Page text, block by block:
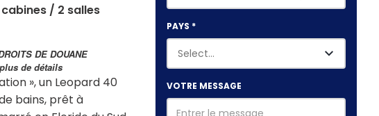
/ 2 salles
DE DOUANE
de détails
», un Leopard 40
bains, prêt à
PAYS *
VOTRE MESSAGE